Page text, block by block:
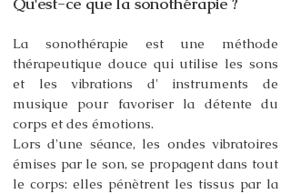
La sonothérapie est une méthode
thérapeutique douce qui utilise les sons
et les vibrations d' instruments de
musique pour favoriser la détente du
corps et des émotions.
Lors d'une séance, les ondes vibratoires
émises par le son, se propagent dans tout
le corps: elles pénètrent les tissus par la